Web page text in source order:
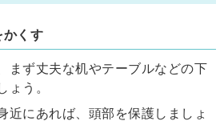
かくす
まず丈夫な机やテーブルなどの下
ょう。
近にあれば、頭部を保護しましょ